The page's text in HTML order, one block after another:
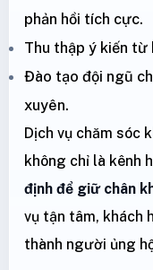
phản hồi tích cực.
Thu thập ý kiến từ
Đào tạo đội ngũ
xuyên.
Dịch vụ chăm sóc
không chỉ là kênh
định để giữ chân
vụ tận tâm, khách
thành người ủng